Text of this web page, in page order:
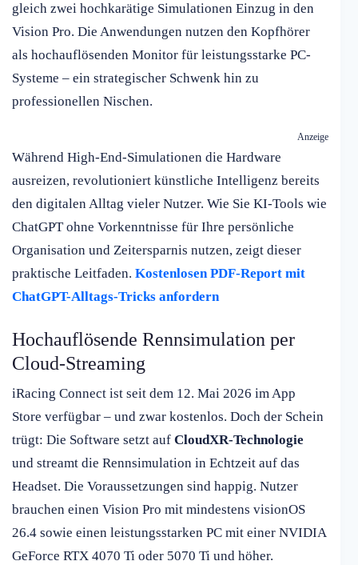
gleich zwei hochkarätige Simulationen Einzug in den
Vision Pro. Die Anwendungen nutzen den Kopfhörer
als hochauflösenden Monitor für leistungsstarke PC-
Systeme – ein strategischer Schwenk hin zu
professionellen Nischen.
Anzeige
Während High-End-Simulationen die Hardware
ausreizen, revolutioniert künstliche Intelligenz bereits
den digitalen Alltag vieler Nutzer. Wie Sie KI-Tools wie
ChatGPT ohne Vorkenntnisse für Ihre persönliche
Organisation und Zeitersparnis nutzen, zeigt dieser
praktische Leitfaden. Kostenlosen PDF-Report mit
ChatGPT-Alltags-Tricks anfordern
Hochauflösende Rennsimulation per
Cloud-Streaming
iRacing Connect ist seit dem 12. Mai 2026 im App
Store verfügbar – und zwar kostenlos. Doch der Schein
trügt: Die Software setzt auf CloudXR-Technologie
und streamt die Rennsimulation in Echtzeit auf das
Headset. Die Voraussetzungen sind happig. Nutzer
brauchen einen Vision Pro mit mindestens visionOS
26.4 sowie einen leistungsstarken PC mit einer NVIDIA
GeForce RTX 4070 Ti oder 5070 Ti und höher.